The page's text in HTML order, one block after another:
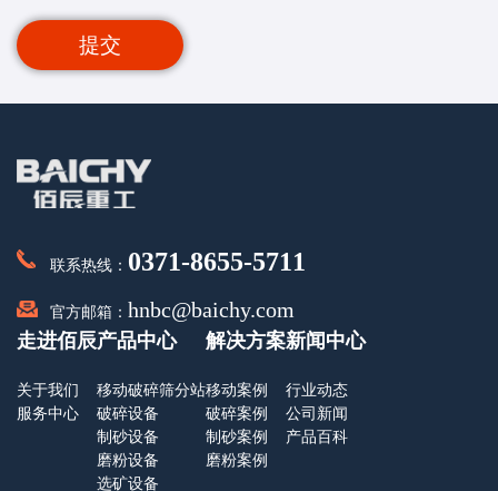
提交
联系热线： 0371-8655-5711
官方邮箱： hnbc@baichy.com
走进佰辰
关于我们
服务中心
产品中心
移动破碎筛分站
破碎设备
制砂设备
磨粉设备
选矿设备
解决方案
移动案例
破碎案例
制砂案例
磨粉案例
新闻中心
行业动态
公司新闻
产品百科